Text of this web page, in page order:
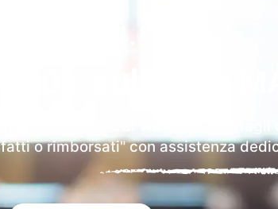
sulla tua
Sicula riceverai via email i dettagli
o rimborsati" con assistenza